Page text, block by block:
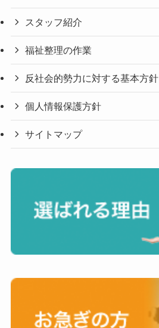
スタッフ紹介
福祉整理の作業
反社会的勢力に対する基本方針
個人情報保護方針
サイトマップ